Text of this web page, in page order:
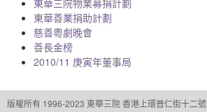
東華三院物業募捐計劃
東華善業捐助計劃
慈善粵劇晚會
善長金榜
2010/11 庚寅年董事局
版權所有 1996-2023 東華三院香港上環普仁街十二號